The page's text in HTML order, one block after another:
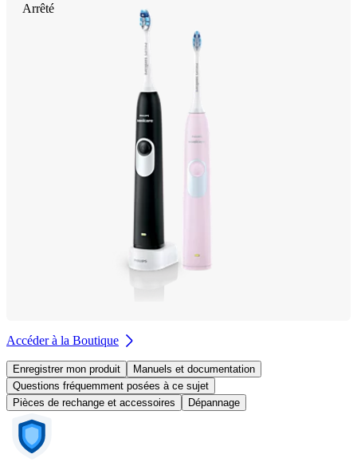
Arrêté
Accéder à la Boutique
Enregistrer mon produit
Manuels et documentation
Questions fréquemment posées à ce sujet
Pièces de rechange et accessoires
Dépannage